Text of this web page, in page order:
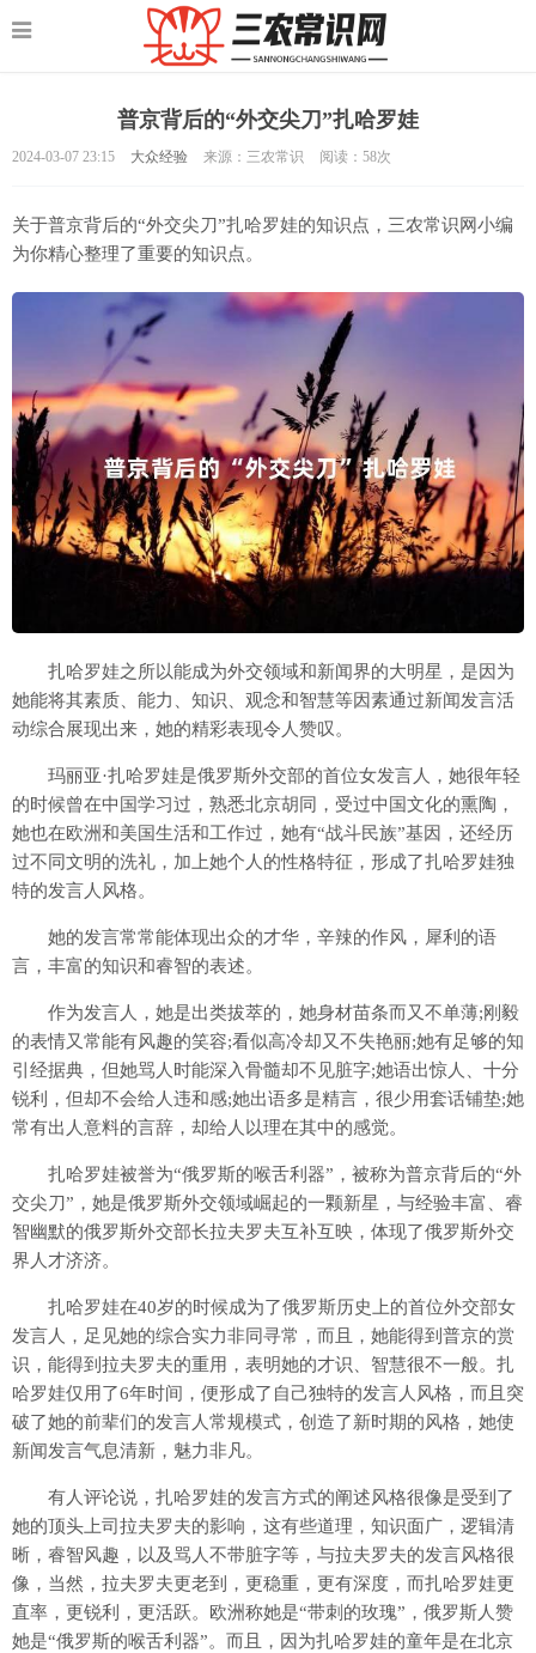
普京背后的“外交尖刀”扎哈罗娃
2024-03-07 23:15 大众经验 来源：三农常识 阅读： 58次
关于普京背后的“外交尖刀”扎哈罗娃的知识点，三农常识网小编
为你精心整理了重要的知识点。
扎哈罗娃之所以能成为外交领域和新闻界的大明星，是因为
她能将其素质、能力、知识、观念和智慧等因素通过新闻发言活
动综合展现出来，她的精彩表现令人赞叹。
玛丽亚·扎哈罗娃是俄罗斯外交部的首位女发言人，她很年轻
的时候曾在中国学习过，熟悉北京胡同，受过中国文化的熏陶，
她也在欧洲和美国生活和工作过，她有“战斗民族”基因，还经历
过不同文明的洗礼，加上她个人的性格特征，形成了扎哈罗娃独
特的发言人风格。
她的发言常常能体现出众的才华，辛辣的作风，犀利的语
言，丰富的知识和睿智的表述。
作为发言人，她是出类拔萃的，她身材苗条而又不单薄;刚毅
的表情又常能有风趣的笑容;看似高冷却又不失艳丽;她有足够的知
引经据典，但她骂人时能深入骨髓却不见脏字;她语出惊人、十分
锐利，但却不会给人违和感;她出语多是精言，很少用套话铺垫;她
常有出人意料的言辞，却给人以理在其中的感觉。
扎哈罗娃被誉为“俄罗斯的喉舌利器”，被称为普京背后的“外
交尖刀”，她是俄罗斯外交领域崛起的一颗新星，与经验丰富、睿
智幽默的俄罗斯外交部长拉夫罗夫互补互映，体现了俄罗斯外交
界人才济济。
扎哈罗娃在40岁的时候成为了俄罗斯历史上的首位外交部女
发言人，足见她的综合实力非同寻常，而且，她能得到普京的赏
识，能得到拉夫罗夫的重用，表明她的才识、智慧很不一般。扎
哈罗娃仅用了6年时间，便形成了自己独特的发言人风格，而且突
破了她的前辈们的发言人常规模式，创造了新时期的风格，她使
新闻发言气息清新，魅力非凡。
有人评论说，扎哈罗娃的发言方式的阐述风格很像是受到了
她的顶头上司拉夫罗夫的影响，这有些道理，知识面广，逻辑清
晰，睿智风趣，以及骂人不带脏字等，与拉夫罗夫的发言风格很
像，当然，拉夫罗夫更老到，更稳重，更有深度，而扎哈罗娃更
直率，更锐利，更活跃。欧洲称她是“带刺的玫瑰”，俄罗斯人赞
她是“俄罗斯的喉舌利器”。而且，因为扎哈罗娃的童年是在北京